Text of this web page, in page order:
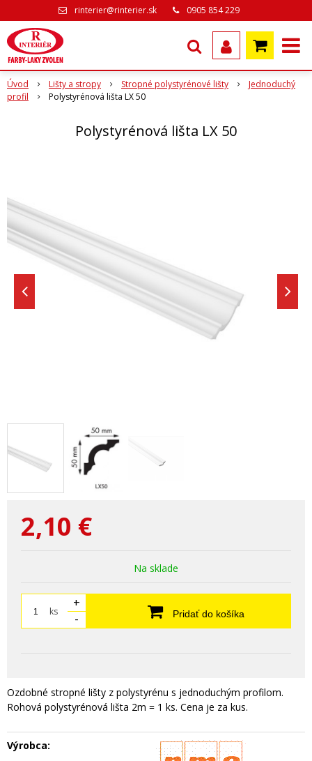
rinterier@rinterier.sk 0905 854 229
Úvod Lišty a stropy Stropné polystyrénové lišty
Jednoduchý
profil
Polystyrénová lišta LX 50
Polystyrénová lišta LX 50
2,10 €
Na sklade
ks
+
-
Pridať do košíka
Ozdobné stropné lišty z polystyrénu s jednoduchým profilom.
Rohová polystyrénová lišta 2m = 1 ks. Cena je za kus.
Výrobca: